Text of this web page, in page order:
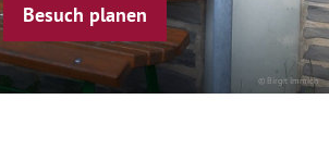
© Birgit Immich
Besuch planen